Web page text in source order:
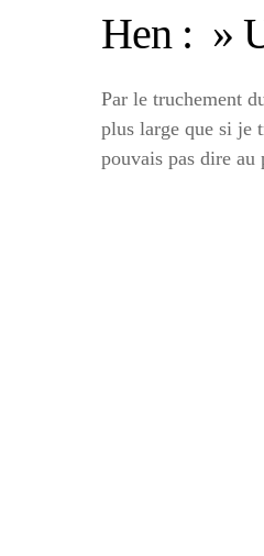
Hen : »
Par le truchement
plus large que si je
pouvais pas dire au